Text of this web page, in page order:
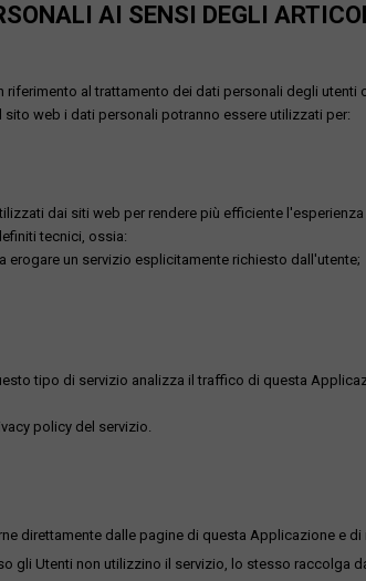
AI SENSI DEGLI
al trattamento dei dati personali degli utenti
sito web i dati personali potranno essere utilizzati per:
dai siti web per rendere più efficiente l'esperienza
tecnici, ossia:
un servizio esplicitamente richiesto dall'utente;
tipo di servizio analizza il traffico di questa
policy del servizio.
direttamente dalle pagine di questa Applicazione e di
gli Utenti non utilizzino il servizio, lo stesso raccolga